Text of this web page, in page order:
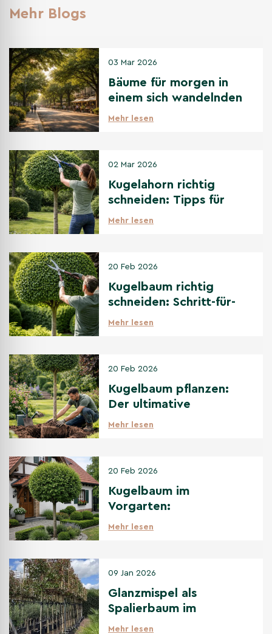
Mehr Blogs
03 Mar 2026
Bäume für morgen in
einem sich wandelnden
Klima
Mehr lesen
02 Mar 2026
Kugelahorn richtig
schneiden: Tipps für
den perfekten
Mehr lesen
20 Feb 2026
Kugelbaum richtig
schneiden: Schritt-für-
Schritt Anleitung
Mehr lesen
20 Feb 2026
Kugelbaum pflanzen:
Der ultimative
Pflanzguide für
Mehr lesen
20 Feb 2026
Kugelbaum im
Vorgarten:
Gestaltungsideen & die
Mehr lesen
09 Jan 2026
Glanzmispel als
Spalierbaum im
Vergleich zu anderen
Mehr lesen